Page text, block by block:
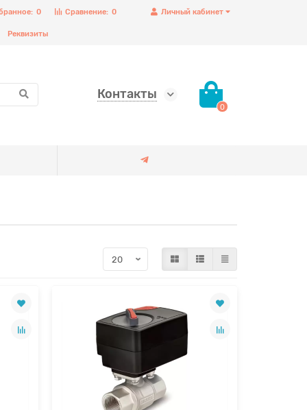
Личный кабинет
Сравнение: 0
0
Реквизиты
Контакты
0